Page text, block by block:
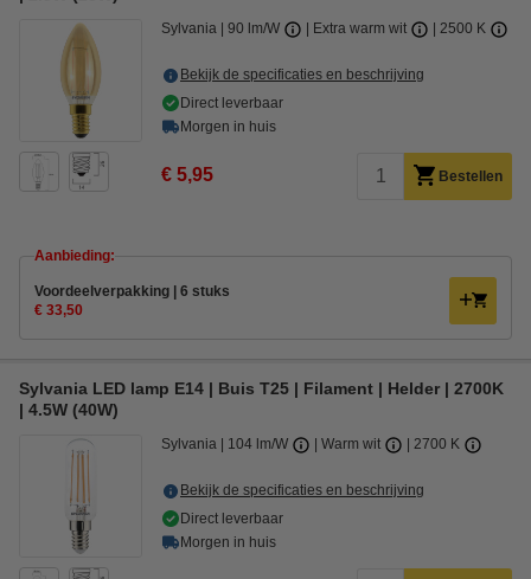
Sylvania 90 lm/W Extra warm wit 2500 K
Bekijk de specificaties en beschrijving
Direct leverbaar
Morgen in huis
€ 5,95 Bestellen
Aanbieding:
Voordeelverpakking | 6 stuks
€ 33,50
Sylvania LED lamp E14 | Buis T25 | Filament | Helder | 2700K
| 4.5W (40W)
Sylvania 104 lm/W Warm wit 2700 K
Bekijk de specificaties en beschrijving
Direct leverbaar
Morgen in huis